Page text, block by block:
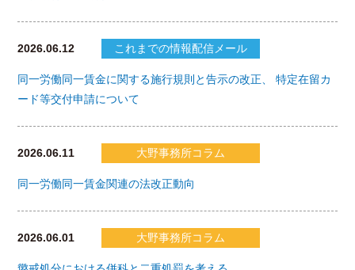
2026.06.12 これまでの情報配信メール
同一労働同一賃金に関する施行規則と告示の改正、 特定在留カ
ード等交付申請について
2026.06.11 大野事務所コラム
同一労働同一賃金関連の法改正動向
2026.06.01 大野事務所コラム